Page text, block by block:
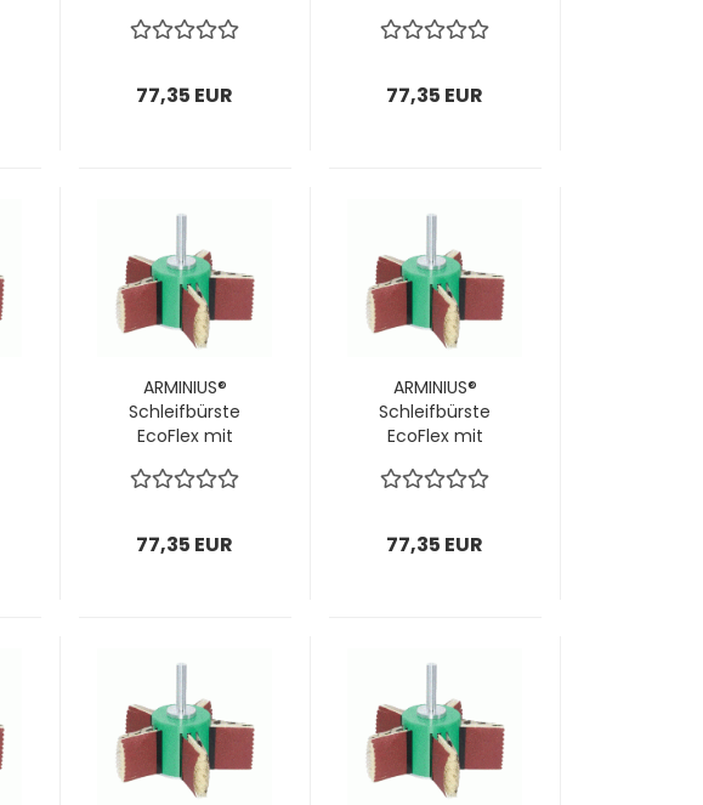
160x50x10mm;
Schleiflamellen
P120 & Bürsten; 1
77,35 EUR
160x50x10mm;
Schleiflamellen
P150 & Bürsten; 1
77,35 EUR
ARMINIUS®
Schleifbürste
EcoFlex mit
160x50x10mm;
Schleiflamellen
P240 & Bürsten;
77,35 EUR
ARMINIUS®
Schleifbürste
EcoFlex mit
160x50x10mm;
Schleiflamellen
P280 & Bürsten;
77,35 EUR